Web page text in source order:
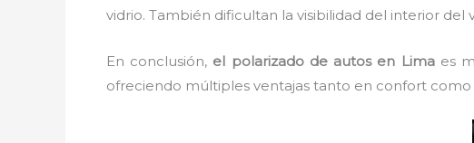
vidrio. También dificultan la visibilidad del interior
En conclusión, el polarizado de autos en Limaes
ofreciendo múltiples ventajas tanto en confort como